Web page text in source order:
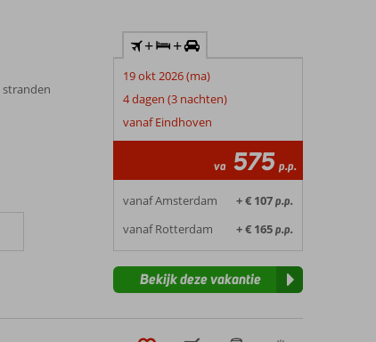
stranden
+ +
19 okt 2026 (ma)
4 dagen (3 nachten)
vanaf Eindhoven
va 575 p.p.
vanaf Amsterdam + € 107p.p.
vanaf Rotterdam + € 165p.p.
Bekijk deze vakantie